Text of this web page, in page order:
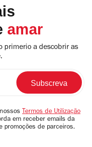
amar
primerio a descobrir as
Termos de Utilização
em receber emails da
promoções de parceiros.